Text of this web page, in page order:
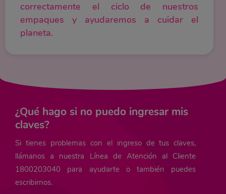
correctamente el ciclo de nuestros
empaques y ayudaremos a cuidar el
planeta.
¿Qué hago si no puedo ingresar mis
claves?
Si tienes problemas con el ingreso de tus claves,
llámanos a nuestra Línea de Atención al Cliente
1800203040 para ayudarte o también puedes
escribirnos.